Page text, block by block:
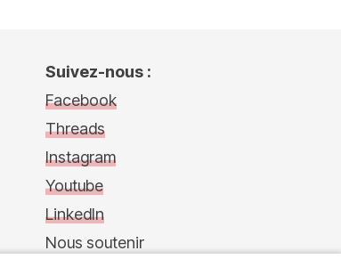
Suivez-nous :
Facebook
Threads
Instagram
Youtube
LinkedIn
Nous soutenir